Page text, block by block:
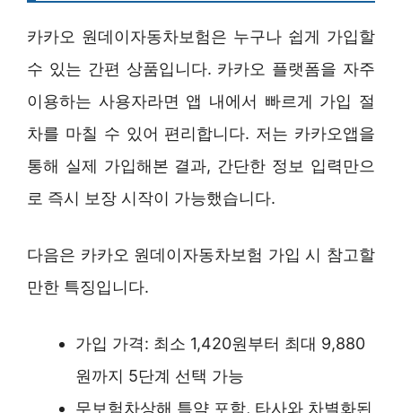
카카오 원데이자동차보험은 누구나 쉽게 가입할
수 있는 간편 상품입니다. 카카오 플랫폼을 자주
이용하는 사용자라면 앱 내에서 빠르게 가입 절
차를 마칠 수 있어 편리합니다. 저는 카카오앱을
통해 실제 가입해본 결과, 간단한 정보 입력만으
로 즉시 보장 시작이 가능했습니다.
다음은 카카오 원데이자동차보험 가입 시 참고할
만한 특징입니다.
가입 가격: 최소 1,420원부터 최대 9,880
원까지 5단계 선택 가능
무보험차상해 특약 포함, 타사와 차별화된